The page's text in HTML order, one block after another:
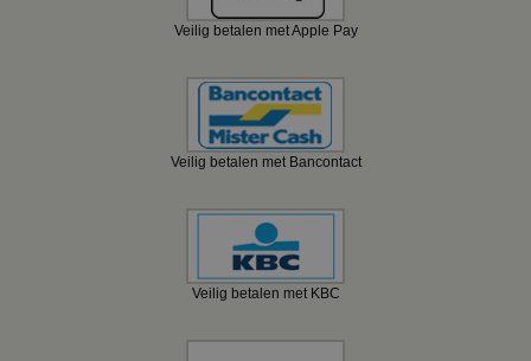
Veilig betalen met Apple Pay
Veilig betalen met Bancontact
Veilig betalen met KBC